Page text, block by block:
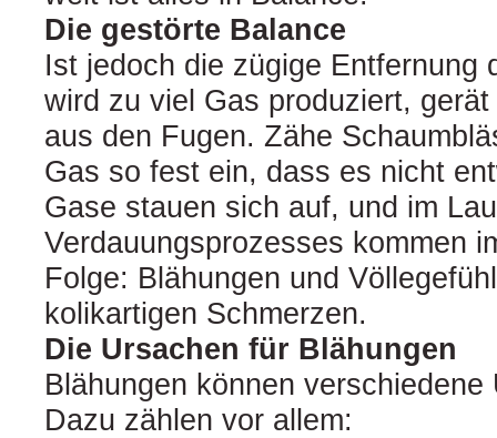
Die gestörte Balance
Ist jedoch die zügige Entfernung
wird zu viel Gas produziert,
aus den Fugen. Zähe
Gas so fest ein, dass es nicht
Gase stauen sich auf, und im
Verdauungsprozesses kommen
Folge: Blähungen und
kolikartigen Schmerzen.
Die Ursachen für Blähungen
Blähungen können verschiedene
Dazu zählen vor allem: